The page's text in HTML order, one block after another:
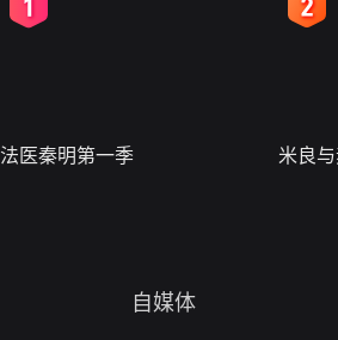
法医秦明第一季 米良
自媒体